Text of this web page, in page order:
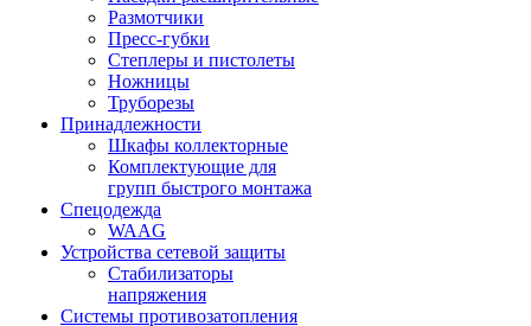
Размотчики
Пресс-губки
Степлеры и пистолеты
Ножницы
Труборезы
Принадлежности
Шкафы коллекторные
Комплектующие для
групп быстрого монтажа
Спецодежда
WAAG
Устройства сетевой защиты
Стабилизаторы
напряжения
Системы противозатопления